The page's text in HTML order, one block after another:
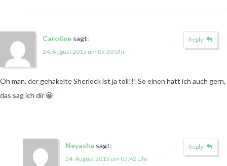
Caroline sagt:
24. August 2015 um 07:30 Uhr
Oh man, der gehäkelte Sherlock ist ja toll!!! So einen hätt ich auch gern,
das sag ich dir 😀
Reply
Neyasha sagt:
24. August 2015 um 07:42 Uhr
Reply